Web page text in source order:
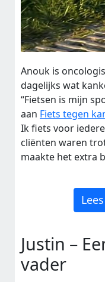
Anouk is
dagelijks wat
“Fietsen is mijn
aan Fiets tegen
Ik fiets voor
cliënten waren
maakte het extra
Justin –
vader